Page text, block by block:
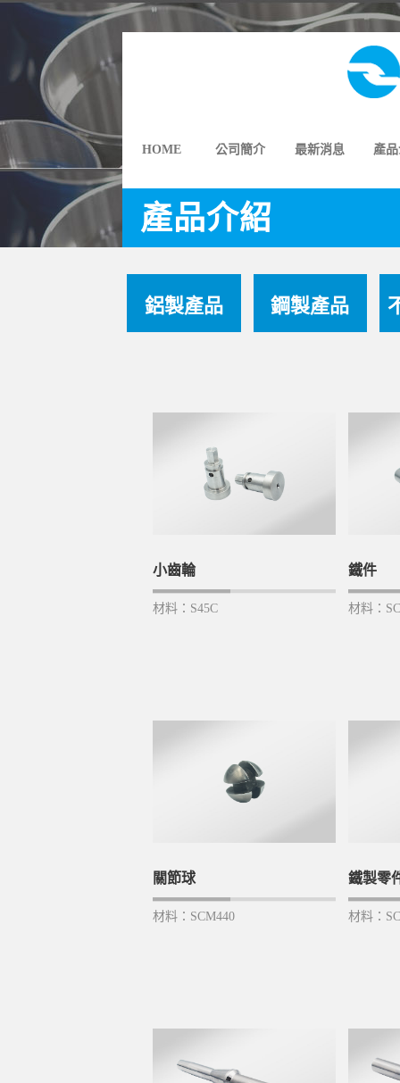
HOME 公司簡介 最新消息 產
產品介紹
鋁製產品 鋼製產品
小齒輪
材料：S45C
鐵件
材料：
關節球
材料：SCM440
鐵製零
材料：